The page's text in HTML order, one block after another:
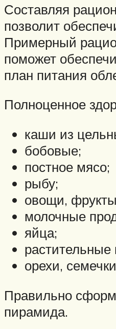
Составляя
позволит
Примерный
поможет
план питания
Полноценное
каши из
бобовые;
постное мясо;
рыбу;
овощи,
молочные
яйца;
растительные
орехи,
Правильно
пирамида.